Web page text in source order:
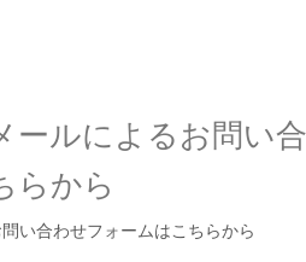
ールによるお問い
らから
問い合わせフォームはこちらから